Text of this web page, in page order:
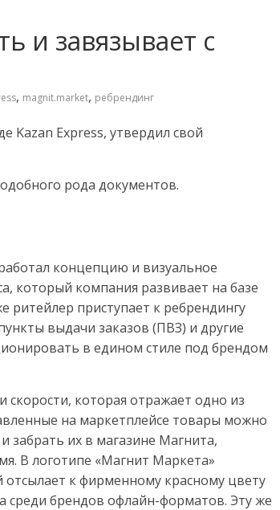
и завязывает с
, magnit.market, ребрендинг
Kazan Express, утвердил свой
рода документов.
концепцию и визуальное
который компания развивает на базе
приступает к ребрендингу
выдачи заказов (ПВЗ) и другие
в едином стиле под брендом
которая отражает одно из
на маркетплейсе товары можно
забрать их в магазине Магнита,
В логотипе «Магнит Маркета»
к фирменному красному цвету
среди брендов офлайн-форматов. Эту же